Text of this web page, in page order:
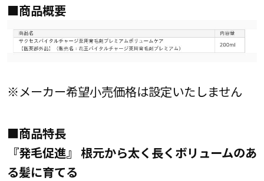
■商品概要
※メーカー希望小売価格は設定いたしません
■商品特長
『発毛促進』 根元から太く長くボリュームのあ
る髪に育てる